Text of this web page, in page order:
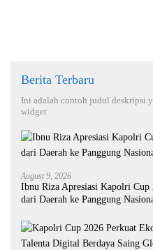
Berita Terbaru
Ini adalah contoh judul deskripsi
widget
August 9, 2026
Ibnu Riza Apresiasi Kapolri Cup
dari Daerah ke Panggung